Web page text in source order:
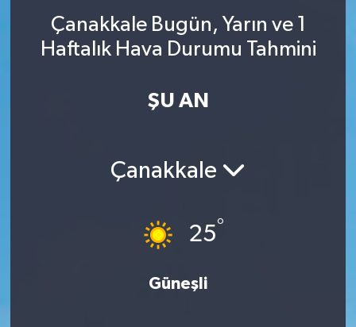
Çanakkale Bugün, Yarın ve 1
Haftalık Hava Durumu Tahmini
ŞU AN
Çanakkale
25°
Güneşli